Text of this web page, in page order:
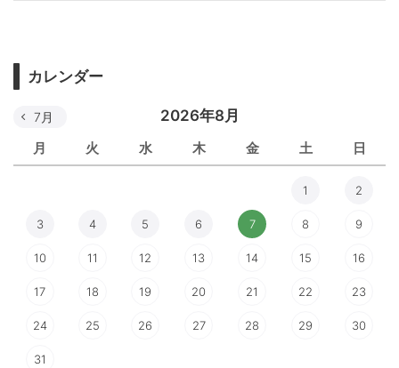
カレンダー
2026年8月
月 火 水 木 金 土 日
7月
1 2
3 4 5 6 7 8 9
10 11 12 13 14 15 16
17 18 19 20 21 22 23
24 25 26 27 28 29 30
31